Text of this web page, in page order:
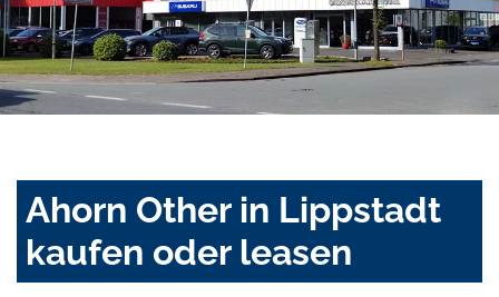
Ahorn Other in Lippstadt
kaufen oder leasen